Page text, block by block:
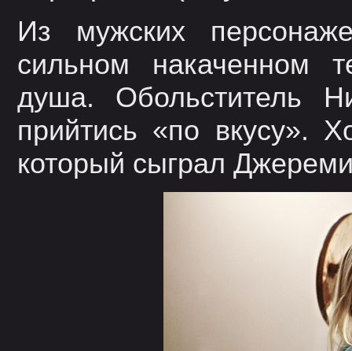
Из мужских
сильном накаченном
душа. Обольститель
прийтись «по вкусу».
который сыграл